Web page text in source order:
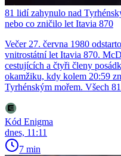
81 lidí zahynulo nad
nebo co zničilo let Itavia 870
Večer 27. června 1980
vnitrostátní let Itavia 870.
cestujících a čtyři členy
okamžiku, kdy kolem 20:59
Tyrhénským mořem. Všech
Kód Enigma
dnes, 11:11
7 min